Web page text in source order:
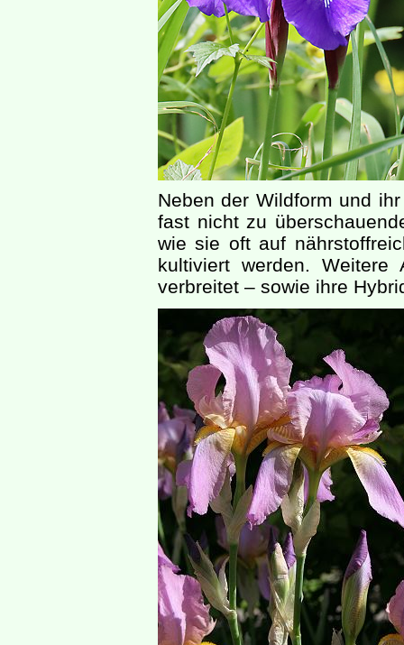
Neben der Wildform und
fast nicht zu
wie sie oft auf
kultiviert werden.
verbreitet – sowie ihre